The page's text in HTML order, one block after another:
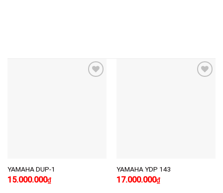
YAMAHA DUP-1
Giá
15.000.000₫Giá
hiện
YAMAHA YDP 143
Giá
17.000.000₫Giá
hiện